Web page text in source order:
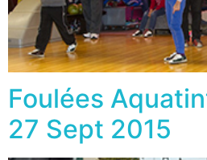
Foulées
27 Sept 2015